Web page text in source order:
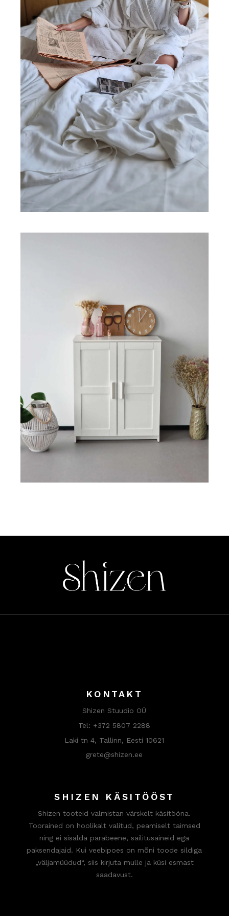
KONTAKT
Shizen Stuudio OÜ
Tel: +372 5807 2288
Laki tn 4, Tallinn, Eesti 10621
grete@shizen.ee
SHIZEN KÄSITÖÖST
Shizen tooteid valmistan värskelt käsitööna.
Toorained on hoolikalt valitud, peamiselt taimsed
ning ei sisalda parabeene, säilitusaineid ega
paksendajaid. Kui veebipoes on mõni toode sildiga
„väljamüüdud“, siis kirjuta mulle ja küsi esmast
saadavust.